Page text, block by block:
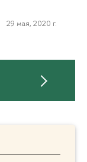
29 мая, 2020 г.